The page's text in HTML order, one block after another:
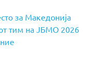
за Македонија
тим на ЈБМО 2026